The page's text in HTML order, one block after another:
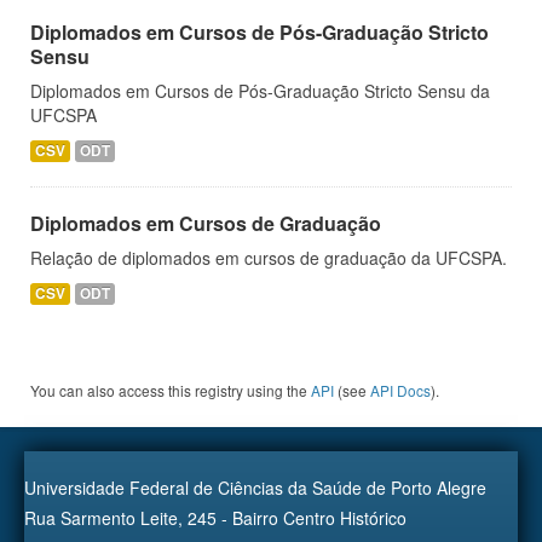
Diplomados em Cursos de Pós-Graduação Stricto
Sensu
Diplomados em Cursos de Pós-Graduação Stricto Sensu da
UFCSPA
CSV ODT
Diplomados em Cursos de Graduação
Relação de diplomados em cursos de graduação da UFCSPA.
CSV ODT
You can also access this registry using the API (see API Docs).
Universidade Federal de Ciências da Saúde de Porto Alegre
Rua Sarmento Leite, 245 - Bairro Centro Histórico